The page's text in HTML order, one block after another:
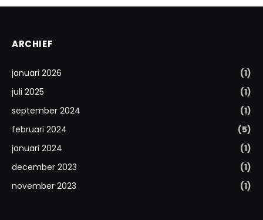
ARCHIEF
januari 2026
(1)
juli 2025
(1)
september 2024
(1)
februari 2024
(5)
januari 2024
(1)
december 2023
(1)
november 2023
(1)